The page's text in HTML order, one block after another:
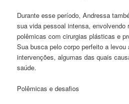
Durante esse período, Andressa
sua vida pessoal intensa,
polêmicas com cirurgias plásticas e
Sua busca pelo corpo perfeito a levou
intervenções, algumas das quais
saúde.
Polêmicas e desafios